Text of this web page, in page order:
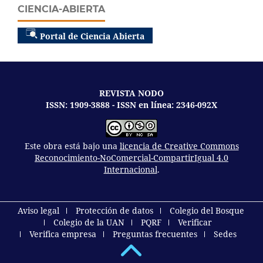
CIENCIA-ABIERTA
Portal de Ciencia Abierta
REVISTA NODO
ISSN: 1909-3888 - ISSN en línea: 2346-092X
Este obra está bajo una licencia de Creative Commons
Reconocimiento-NoComercial-CompartirIgual 4.0
Internacional.
Aviso legal Protección de datos
Colegio del Bosque
Colegio de la UAN
PQRF
Verificar
Verifica empresa
Preguntas frecuentes Sedes